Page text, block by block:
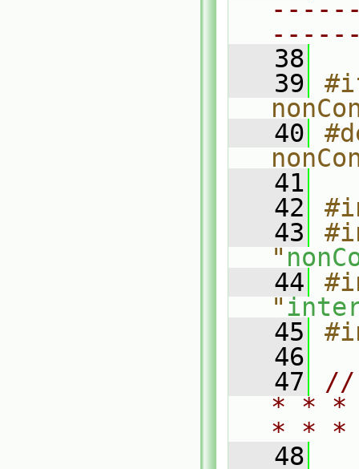
   38
   39
   40
   41
   42
   43
"
   44
"
   45
   46
   47
//
* * *
* *
   48